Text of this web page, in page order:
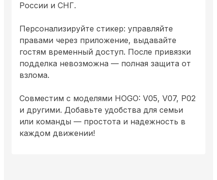
России и СНГ.
Персонализируйте стикер: управляйте
правами через приложение, выдавайте
гостям временный доступ. После привязки
подделка невозможна — полная защита от
взлома.
Совместим с моделями HOGO: V05, V07, P02
и другими. Добавьте удобства для семьи
или команды — простота и надежность в
каждом движении!